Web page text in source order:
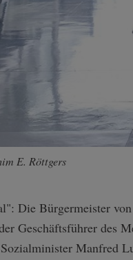
E. Röttgers
Die Bürgermeister von
Geschäftsführer des
Manfred